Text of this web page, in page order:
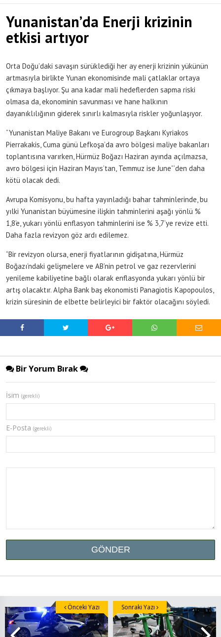
Yunanistan’da Enerji krizinin
etkisi artıyor
Orta Doğu’daki savaşın sürüklediği her ay enerji krizinin yükünün
artmasıyla birlikte Yunan ekonomisinde mali çatlaklar ortaya
çıkmaya başlıyor. Şu ana kadar mali hedeflerden sapma riski
olmasa da, ekonominin savunması ve hane halkının
dayanıklılığının giderek sınırlı kalmasıyla riskler yoğunlaşıyor.
“Yunanistan Maliye Bakanı ve Eurogroup Başkanı Kyriakos
Pierrakakis, Cuma günü Lefkoşa’da avro bölgesi maliye bakanları
toplantısına varırken, Hürmüz Boğazı Haziran ayında açılmazsa,
avro bölgesi için Haziran Mayıs’tan, Temmuz ise June”’den daha
kötü olacak dedi.
Avrupa Komisyonu, bu hafta yayınladığı bahar tahminlerinde, bu
yılki Yunanistan büyümesine ilişkin tahminlerini aşağı yönlü %
1,8’e, yukarı yönlü enflasyon tahminlerini ise % 3,7’ye revize etti.
Daha fazla revizyon göz ardı edilemez.
“Bir revizyon olursa, enerji fiyatlarının gidişatına, Hürmüz
Boğazı’ndaki gelişmelere ve AB’nin petrol ve gaz rezervlerini
yenileme kabiliyetine bağlı olarak enflasyonda yukarı yönlü bir
artış olacaktır. Alpha Bank baş ekonomisti Panagiotis Kapopoulos,
krizin süresinin de elbette belirleyici bir faktör olacağını söyledi.
Bir Yorum Bırak
İsim (gerekli)
E-Posta (gerekli)
Önceki Yazı Sonraki Yazı